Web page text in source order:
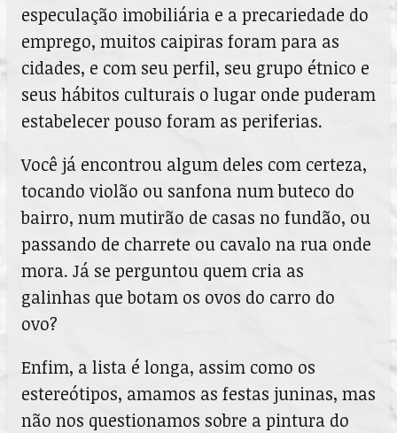
especulação imobiliária e a precariedade do
emprego, muitos caipiras foram para as
cidades, e com seu perfil, seu grupo étnico e
seus hábitos culturais o lugar onde puderam
estabelecer pouso foram as periferias.
Você já encontrou algum deles com certeza,
tocando violão ou sanfona num buteco do
bairro, num mutirão de casas no fundão, ou
passando de charrete ou cavalo na rua onde
mora. Já se perguntou quem cria as
galinhas que botam os ovos do carro do
ovo?
Enfim, a lista é longa, assim como os
estereótipos, amamos as festas juninas, mas
não nos questionamos sobre a pintura do